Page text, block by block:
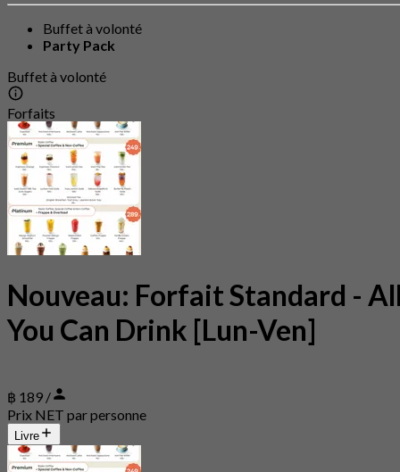
Buffet à volonté
Party Pack
Buffet à volonté
Forfaits
Nouveau: Forfait Standard -
You Can Drink [Lun-Ven]
฿ 189 /
Prix NET par personne
Livre